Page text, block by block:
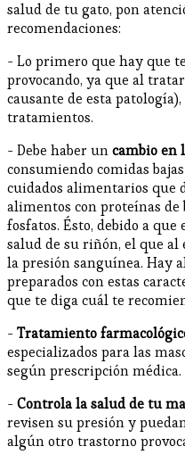
salud de tu gato, pon
recomendaciones:
- Lo primero que hay que
provocando, ya que al
causante de esta
tratamientos.
- Debe haber uncambio en
consumiendo comidas
cuidados alimentarios que
alimentos con proteínas
fosfatos. Ésto, debido a
salud de su riñón, el que al
la presión sanguínea. Hay
preparados con estas
que te diga cuál te
- Tratamiento
especializados para las
según prescripción médica.
- Controla la salud de tu
revisen su presión y
algún otro trastorno